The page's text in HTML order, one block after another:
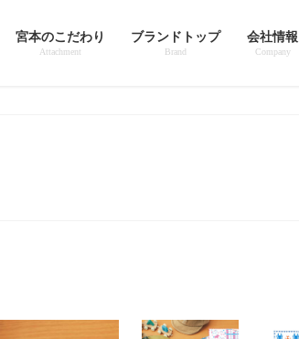
宮本のこだわり
Attachment
ブランドトップ
Brand
会社情報
Company